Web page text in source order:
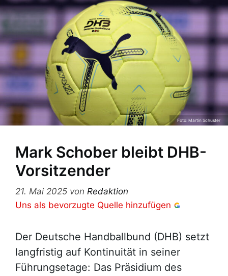
Foto: Martin Schuster
Mark Schober bleibt DHB-
Vorsitzender
21. Mai 2025 von Redaktion
Uns als bevorzugte Quelle hinzufügen
Der Deutsche Handballbund (DHB) setzt
langfristig auf Kontinuität in seiner
Führungsetage: Das Präsidium des